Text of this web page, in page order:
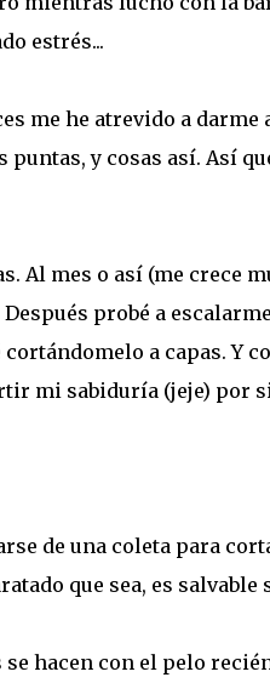
estrés...
me he atrevido a
y cosas así. Así
Al mes o así (me crece
probé a
cortándomelo a capas. Y
mi sabiduría (jeje) por
de una coleta para
que sea, es
hacen con el pelo